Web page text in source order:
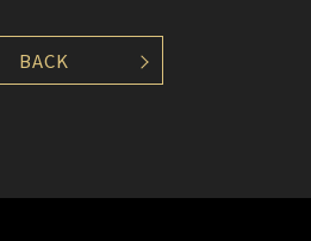
BACK